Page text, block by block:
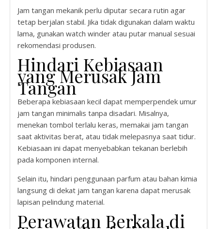
Jam tangan mekanik perlu diputar secara rutin agar
tetap berjalan stabil. Jika tidak digunakan dalam waktu
lama, gunakan watch winder atau putar manual sesuai
rekomendasi produsen.
Hindari Kebiasaan
yang Merusak Jam
Tangan
Beberapa kebiasaan kecil dapat memperpendek umur
jam tangan minimalis tanpa disadari. Misalnya,
menekan tombol terlalu keras, memakai jam tangan
saat aktivitas berat, atau tidak melepasnya saat tidur.
Kebiasaan ini dapat menyebabkan tekanan berlebih
pada komponen internal.
Selain itu, hindari penggunaan parfum atau bahan kimia
langsung di dekat jam tangan karena dapat merusak
lapisan pelindung material.
Perawatan Berkala di